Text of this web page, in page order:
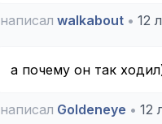
написал walkabout • 12
а почему он так
написал Goldeneye • 12